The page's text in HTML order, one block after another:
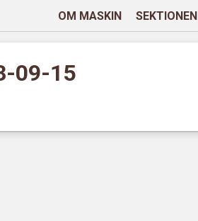
OM MASKIN SEKTIONEN
09-15